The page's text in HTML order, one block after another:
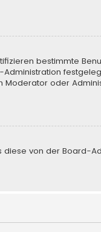
bestimmte
oder
diese von der Board-